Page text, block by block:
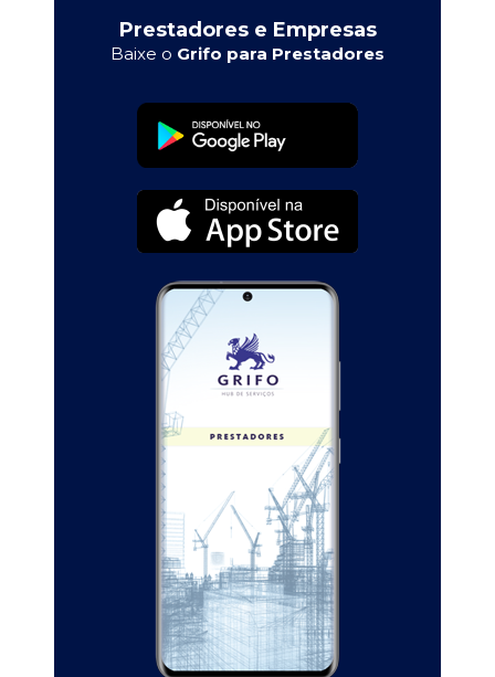
Prestadores e Empresas
Baixe o Grifo para Prestadores